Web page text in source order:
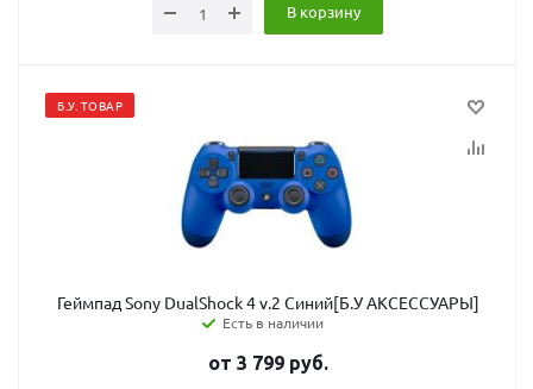
В корзину
Б.У. ТОВАР
Геймпад Sony DualShock 4 v.2 Синий[Б.У АКСЕССУАРЫ]
Есть в наличии
от 3 799руб.